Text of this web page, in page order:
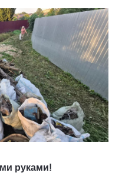
руками!